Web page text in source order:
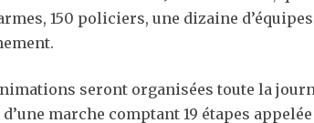
150 policiers, une dizaine
seront organisées toute la
d’une marche comptant 19 étapes appelée